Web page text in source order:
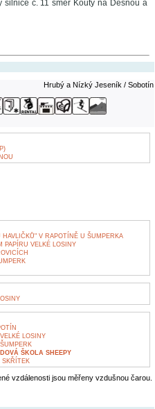
silnice č. 11 směr Kouty na Desnou a
Hrubý a Nízký Jeseník / Sobotín
V RAPOTÍNĚ U ŠUMPERKA
PAPÍRU VELKÉ LOSINY
LOSINY
ŠKOLA SHEEPY
SKŘÍTEK
vzdálenosti jsou měřeny vzdušnou čarou.